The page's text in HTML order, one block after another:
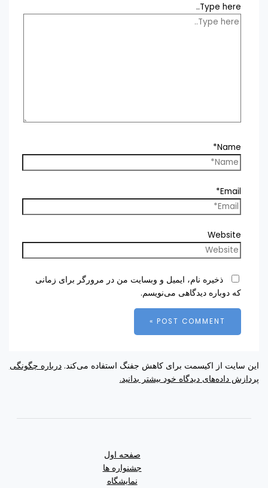
Type here..
Name*
Email*
Website
ذخیره نام، ایمیل و وبسایت من در مرورگر برای زمانی
که دوباره دیدگاهی می‌نویسم.
این سایت از اکیسمت برای کاهش جفنگ استفاده می‌کند.درباره چگونگی
پردازش داده‌های دیدگاه خود بیشتر بدانید.
صفحه اول
جشنواره ها
نمایشگاه